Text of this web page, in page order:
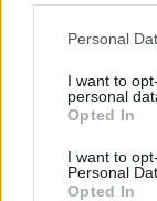
Personal
I want to
personal
Opted In
I want to
Personal
Opted In